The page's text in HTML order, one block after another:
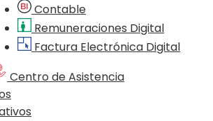
Contable
Remuneraciones Digital
Factura Electrónica Digital
Centro de Asistencia